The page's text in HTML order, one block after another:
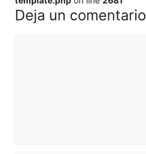
Deja un comentario